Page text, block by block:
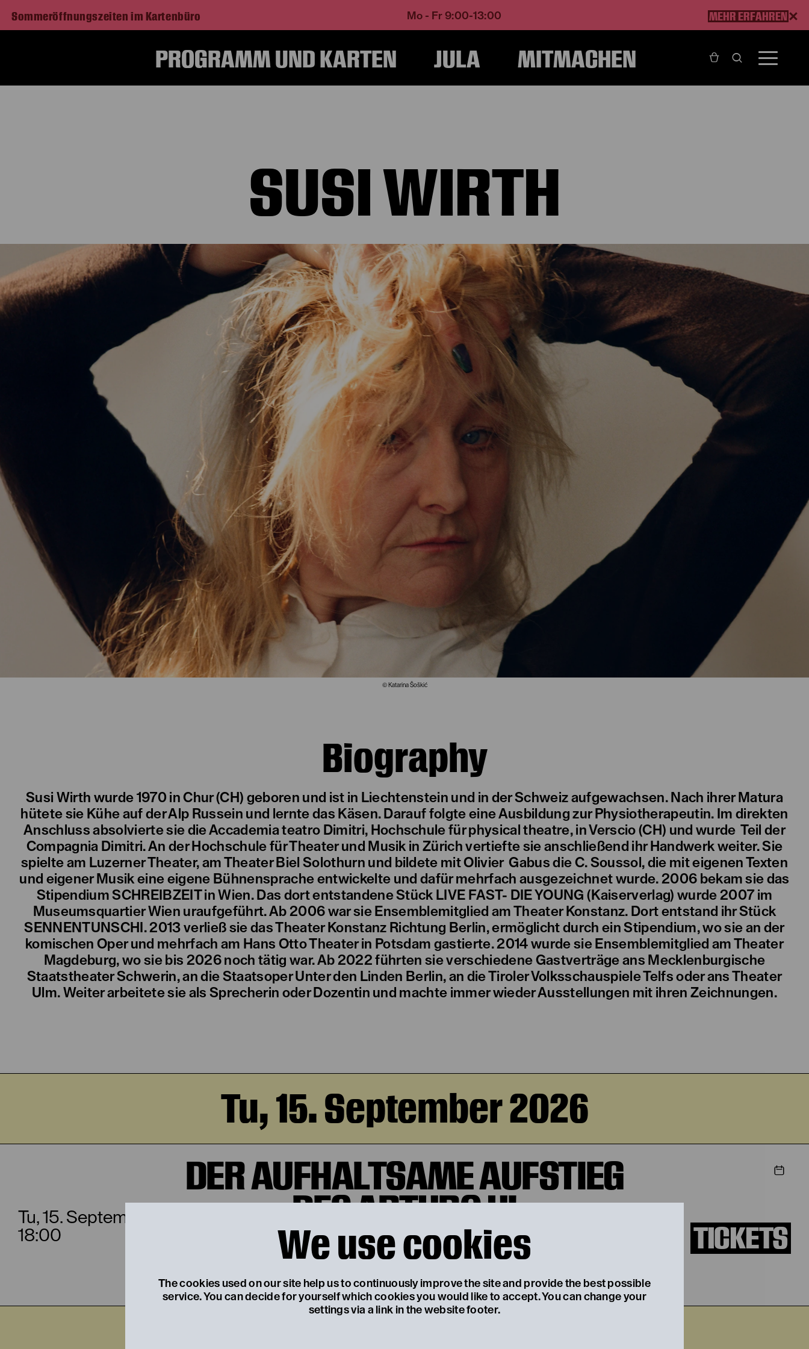
We use cookies
The cookies used on our site help us to continuously improve the site and provide the best possible
service. You can decide for yourself which cookies you would like to accept. You can change your
settings via a link in the website footer.
Sommeröffnungszeiten im Kartenbüro Mo - Fr 9:00-13:00 MEHR ERFAHREN
PROGRAMM UND KARTEN JULA MITMACHEN
SUSI WIRTH
© Katarina Šoškić
Biography
Susi Wirth wurde 1970 in Chur (CH) geboren und ist in Liechtenstein und in der Schweiz aufgewachsen. Nach ihrer Matura
hütete sie Kühe auf der Alp Russein und lernte das Käsen. Darauf folgte eine Ausbildung zur Physiotherapeutin. Im direkten
Anschluss absolvierte sie die Accademia teatro Dimitri, Hochschule für physical theatre, in Verscio (CH) und wurde Teil der
Compagnia Dimitri. An der Hochschule für Theater und Musik in Zürich vertiefte sie anschließend ihr Handwerk weiter. Sie
spielte am Luzerner Theater, am Theater Biel Solothurn und bildete mit Olivier Gabus die C. Soussol, die mit eigenen Texten
und eigener Musik eine eigene Bühnensprache entwickelte und dafür mehrfach ausgezeichnet wurde. 2006 bekam sie das
Stipendium SCHREIBZEIT in Wien. Das dort entstandene Stück LIVE FAST- DIE YOUNG (Kaiserverlag) wurde 2007 im
Museumsquartier Wien uraufgeführt. Ab 2006 war sie Ensemblemitglied am Theater Konstanz. Dort entstand ihr Stück
SENNENTUNSCHI. 2013 verließ sie das Theater Konstanz Richtung Berlin, ermöglicht durch ein Stipendium, wo sie an der
komischen Oper und mehrfach am Hans Otto Theater in Potsdam gastierte. 2014 wurde sie Ensemblemitglied am Theater
Magdeburg, wo sie bis 2026 noch tätig war. Ab 2022 führten sie verschiedene Gastverträge ans Mecklenburgische
Staatstheater Schwerin, an die Staatsoper Unter den Linden Berlin, an die Tiroler Volksschauspiele Telfs oder ans Theater
Ulm. Weiter arbeitete sie als Sprecherin oder Dozentin und machte immer wieder Ausstellungen mit ihren Zeichnungen.
Tu, 15. September 2026
Tu, 15. September
18:00
DER AUFHALTSAME AUFSTIEG
DES ARTURO UI
von Bertolt Brecht TICKETS